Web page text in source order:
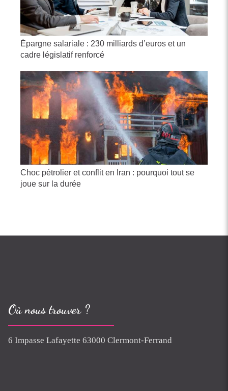
Épargne salariale : 230 milliards d’euros et un
cadre législatif renforcé
Choc pétrolier et conflit en Iran : pourquoi tout se
joue sur la durée
Où nous trouver ?
6 Impasse Lafayette 63000 Clermont-Ferrand